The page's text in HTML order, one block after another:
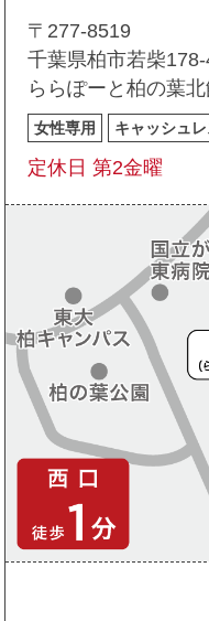
〒277-8519
千葉県柏市若柴
ららぽーと柏の葉
女性専用 キャッシュ
定休日 第2金曜